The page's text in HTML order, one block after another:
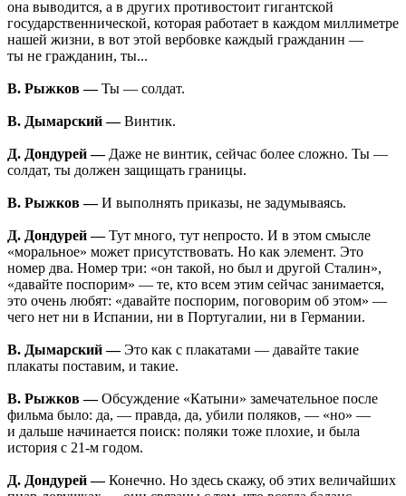
она выводится, а в других противостоит гигантской
государственнической, которая работает в каждом миллиметре
нашей жизни, в вот этой вербовке каждый гражданин —
ты не гражданин, ты...
В. Рыжков —Ты — солдат.
В. Дымарский —Винтик.
Д. Дондурей —Даже не винтик, сейчас более сложно. Ты —
солдат, ты должен защищать границы.
В. Рыжков —И выполнять приказы, не задумываясь.
Д. Дондурей —Тут много, тут непросто. И в этом смысле
«моральное» может присутствовать. Но как элемент. Это
номер два. Номер три: «он такой, но был и другой Сталин»,
«давайте поспорим» — те, кто всем этим сейчас занимается,
это очень любят: «давайте поспорим, поговорим об этом» —
чего нет ни в Испании, ни в Португалии, ни в Германии.
В. Дымарский —Это как с плакатами — давайте такие
плакаты поставим, и такие.
В. Рыжков —Обсуждение «Катыни» замечательное после
фильма было: да, — правда, да, убили поляков, — «но» —
и дальше начинается поиск: поляки тоже плохие, и была
история с 21-м годом.
Д. Дондурей —Конечно. Но здесь скажу, об этих величайших